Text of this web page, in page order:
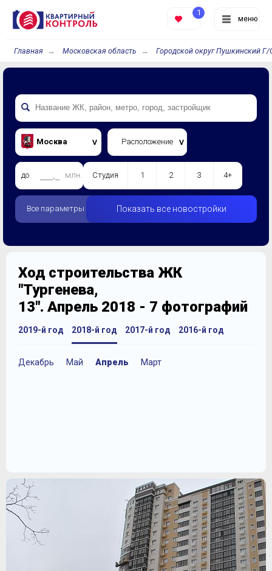
меню
1
Главная Московская область Городской округ Пушкинский Г/
Москва Расположение
до млн. Студия 1 2 3 4+
Все параметры Показать все новостройки
Ход строительства ЖК
"Тургенева,
13". Апрель 2018 - 7 фотографий
2019-й год 2018-й год
Декабрь Май Апрель Март
2017-й год 2016-й год